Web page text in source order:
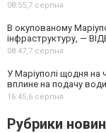
08:55,7 серпня
В окупованому
інфраструктуру, —
08:47,7 серпня
У Маріуполі щодня на
вплине на подачу води
16:45,6 серпня
Рубрики новин